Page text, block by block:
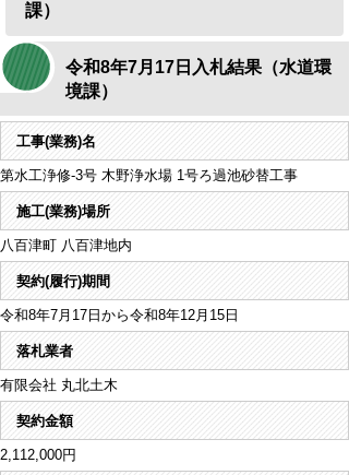
課）
令和8年7月17日入札結果（水道環
境課）
工事(業務)名
第水工浄修-3号 木野浄水場 1号ろ過池砂替工事
施工(業務)場所
八百津町 八百津地内
契約(履行)期間
令和8年7月17日から令和8年12月15日
落札業者
有限会社 丸北土木
契約金額
2,112,000円